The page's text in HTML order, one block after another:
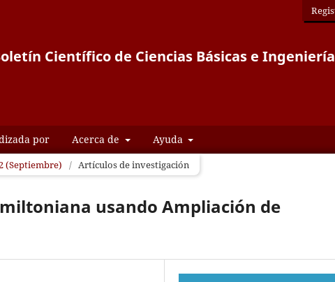
Científico de Ciencias Básicas e
por Acerca de Ayuda
(Septiembre) / Artículos de investigación
usando Ampliación de